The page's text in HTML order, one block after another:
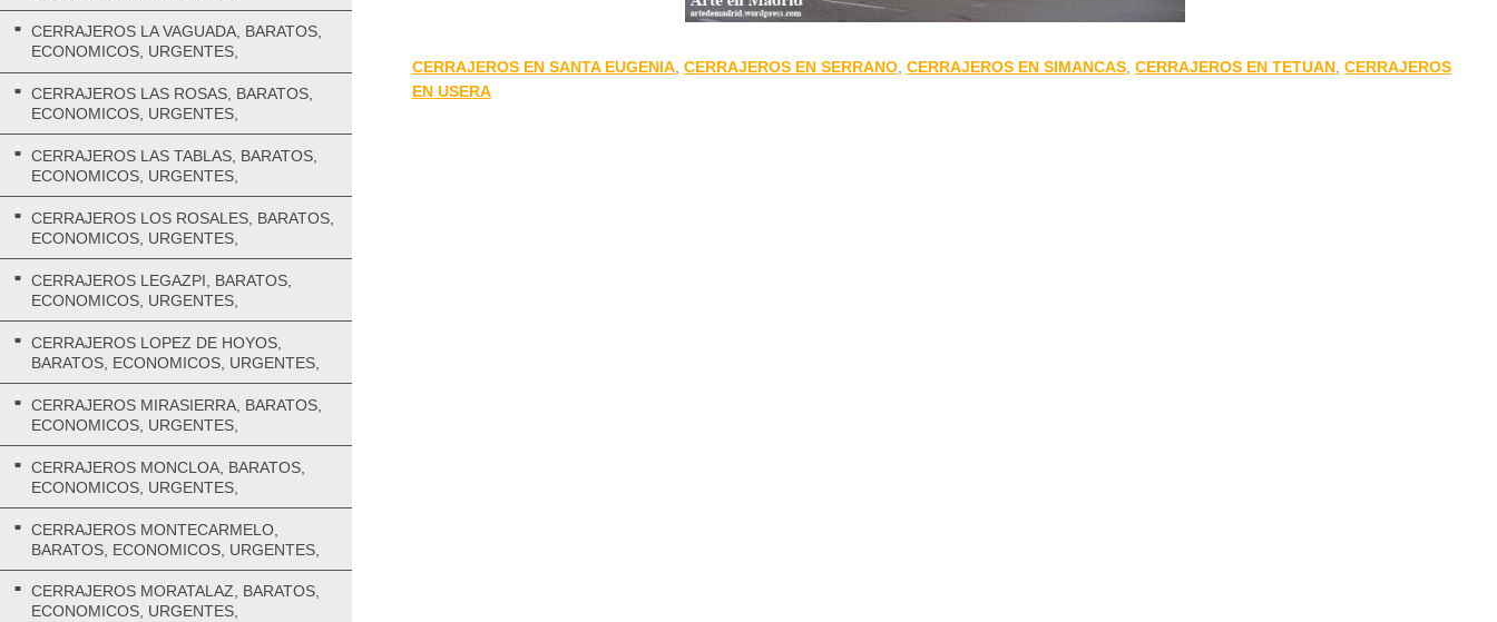
CERRAJEROS LA VAGUADA, BARATOS,
ECONOMICOS, URGENTES,
CERRAJEROS LAS ROSAS, BARATOS,
ECONOMICOS, URGENTES,
CERRAJEROS LAS TABLAS, BARATOS,
ECONOMICOS, URGENTES,
CERRAJEROS LOS ROSALES, BARATOS,
ECONOMICOS, URGENTES,
CERRAJEROS LEGAZPI, BARATOS,
ECONOMICOS, URGENTES,
CERRAJEROS LOPEZ DE HOYOS,
BARATOS, ECONOMICOS, URGENTES,
CERRAJEROS MIRASIERRA, BARATOS,
ECONOMICOS, URGENTES,
CERRAJEROS MONCLOA, BARATOS,
ECONOMICOS, URGENTES,
CERRAJEROS MONTECARMELO,
BARATOS, ECONOMICOS, URGENTES,
CERRAJEROS MORATALAZ, BARATOS,
ECONOMICOS, URGENTES,
CERRAJEROS EN SANTA EUGENIA, CERRAJEROS EN SERRANO, CERRAJEROS EN SIMANCAS, CERRAJEROS EN TETUAN, CERRAJEROS
EN USERA